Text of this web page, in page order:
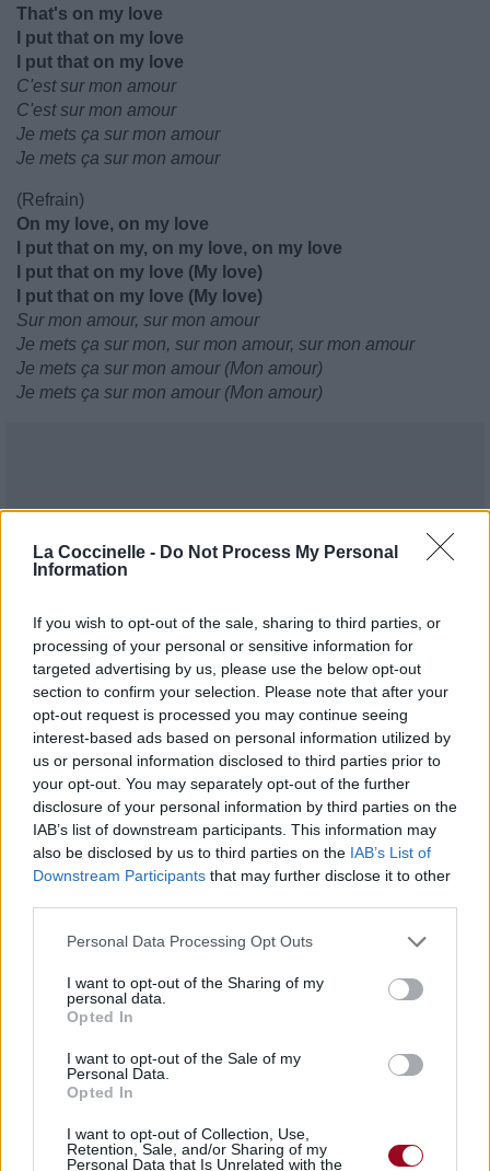
La Coccinelle - Do Not Process My Personal
Information
If you wish to opt-out of the sale, sharing to third parties, or
processing of your personal or sensitive information for
targeted advertising by us, please use the below opt-out
section to confirm your selection. Please note that after your
opt-out request is processed you may continue seeing
interest-based ads based on personal information utilized by
us or personal information disclosed to third parties prior to
your opt-out. You may separately opt-out of the further
disclosure of your personal information by third parties on the
IAB’s list of downstream participants. This information may
also be disclosed by us to third parties on the IAB’s List of
Downstream Participants that may further disclose it to other
Personal Data Processing Opt Outs
I want to opt-out of the Sharing of my
personal data.
Opted In
I want to opt-out of the Sale of my
Personal Data.
Opted In
I want to opt-out of Collection, Use,
Retention, Sale, and/or Sharing of my
Personal Data that Is Unrelated with the
That's on my love
I put that on my love
I put that on my love
C'est sur mon amour
C'est sur mon amour
Je mets ça sur mon amour
Je mets ça sur mon amour
(Refrain)
On my love, on my love
I put that on my, on my love, on my love
I put that on my love (My love)
I put that on my love (My love)
Sur mon amour, sur mon amour
Je mets ça sur mon, sur mon amour, sur mon amour
Je mets ça sur mon amour (Mon amour)
Je mets ça sur mon amour (Mon amour)
Publié parMadame X 5224 1 4 6 le 16 septembre
2023 à 7h54.
Guetta
Paroles + Traduction Téléchargement
Vidéos
Commentaires